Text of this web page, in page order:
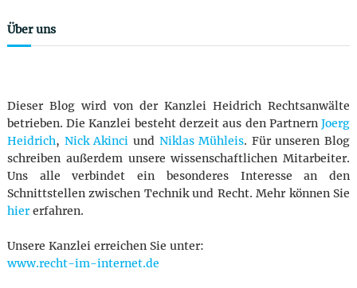
Über uns
Dieser Blog wird von der Kanzlei Heidrich Rechtsanwälte
betrieben. Die Kanzlei besteht derzeit aus den PartnernJoerg
Heidrich, Nick Akinci und Niklas Mühleis. Für unseren Blog
schreiben außerdem unsere wissenschaftlichen Mitarbeiter.
Uns alle verbindet ein besonderes Interesse an den
Schnittstellen zwischen Technik und Recht. Mehr können Sie
hiererfahren.
Unsere Kanzlei erreichen Sie unter:
www.recht-im-internet.de